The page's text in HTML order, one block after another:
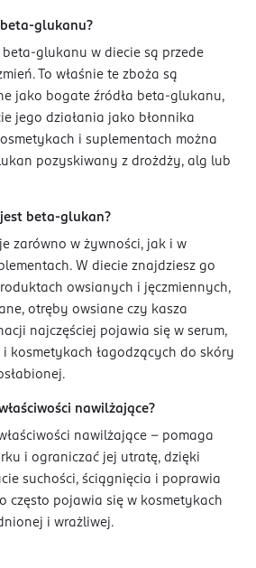
glukanu?
beta-glukanu w diecie są przede
To właśnie te zboża są
jako bogate źródła beta-glukanu,
jego działania jako błonnika
i suplementach można
pozyskiwany z drożdży, alg lub
beta-glukan?
zarówno w żywności, jak i w
W diecie znajdziesz go
owsianych i jęczmiennych,
otręby owsiane czy kasza
najczęściej pojawia się w serum,
i kosmetykach łagodzących do skóry
nawilżające?
nawilżające – pomaga
i ograniczać jej utratę, dzięki
suchości, ściągnięcia i poprawia
często pojawia się w kosmetykach
i wrażliwej.